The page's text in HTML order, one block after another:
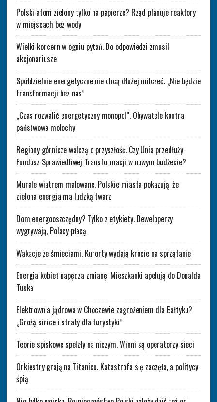
Polski atom zielony tylko na papierze? Rząd planuje reaktory
w miejscach bez wody
Wielki koncern w ogniu pytań. Do odpowiedzi zmusili
akcjonariusze
Spółdzielnie energetyczne nie chcą dłużej milczeć. „Nie będzie
transformacji bez nas”
„Czas rozwalić energetyczny monopol”. Obywatele kontra
państwowe molochy
Regiony górnicze walczą o przyszłość. Czy Unia przedłuży
Fundusz Sprawiedliwej Transformacji w nowym budżecie?
Murale wiatrem malowane. Polskie miasta pokazują, że
zielona energia ma ludzką twarz
Dom energooszczędny? Tylko z etykiety. Deweloperzy
wygrywają, Polacy płacą
Wakacje ze śmieciami. Kurorty wydają krocie na sprzątanie
Energia kobiet napędza zmianę. Mieszkanki apelują do Donalda
Tuska
Elektrownia jądrowa w Choczewie zagrożeniem dla Bałtyku?
„Grożą sinice i straty dla turystyki”
Teorie spiskowe spełzły na niczym. Winni są operatorzy sieci
Orkiestry grają na Titanicu. Katastrofa się zaczęła, a politycy
śpią